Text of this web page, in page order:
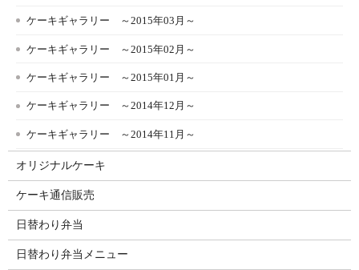
ケーキギャラリー ～2015年03月～
ケーキギャラリー ～2015年02月～
ケーキギャラリー ～2015年01月～
ケーキギャラリー ～2014年12月～
ケーキギャラリー ～2014年11月～
オリジナルケーキ
ケーキ通信販売
日替わり弁当
日替わり弁当メニュー